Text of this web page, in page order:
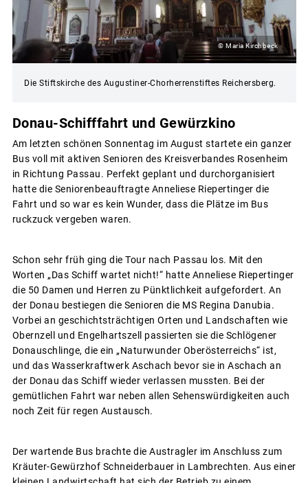
© Maria Kirchbeck
Die Stiftskirche des Augustiner-Chorherrenstiftes Reichersberg.
Donau-Schifffahrt und Gewürzkino
Am letzten schönen Sonnentag im August startete ein ganzer
Bus voll mit aktiven Senioren des Kreisverbandes Rosenheim
in Richtung Passau. Perfekt geplant und durchorganisiert
hatte die Seniorenbeauftragte Anneliese Riepertinger die
Fahrt und so war es kein Wunder, dass die Plätze im Bus
ruckzuck vergeben waren.
Schon sehr früh ging die Tour nach Passau los. Mit den
Worten „Das Schiff wartet nicht!“ hatte Anneliese Riepertinger
die 50 Damen und Herren zu Pünktlichkeit aufgefordert. An
der Donau bestiegen die Senioren die MS Regina Danubia.
Vorbei an geschichtsträchtigen Orten und Landschaften wie
Obernzell und Engelhartszell passierten sie die Schlögener
Donauschlinge, die ein „Naturwunder Oberösterreichs“ ist,
und das Wasserkraftwerk Aschach bevor sie in Aschach an
der Donau das Schiff wieder verlassen mussten. Bei der
gemütlichen Fahrt war neben allen Sehenswürdigkeiten auch
noch Zeit für regen Austausch.
Der wartende Bus brachte die Austragler im Anschluss zum
Kräuter-Gewürzhof Schneiderbauer in Lambrechten. Aus einer